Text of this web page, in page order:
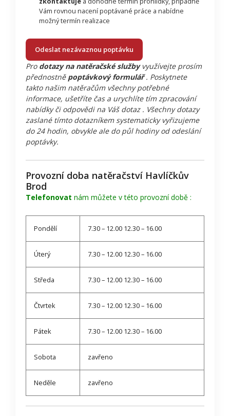
Vám rovnou nacení poptávané práce a nabídne
možný termín realizace
Odeslat nezávaznou poptávku
Pro dotazy na natěračské službyvyužívejte prosím
přednostně poptávkový formulář. Poskytnete
takto našim natěračům všechny potřebné
informace, ušetříte čas a urychlíte tím zpracování
nabídky či odpovědi na Váš dotaz . Všechny dotazy
zaslané tímto dotazníkem systematicky vyřizujeme
do 24 hodin, obvykle ale do půl hodiny od odeslání
poptávky.
Provozní doba natěračství Havlíčkův
Brod
Telefonovat nám můžete v této provozní době :
Pondělí 7.30 – 12.00 12.30 – 16.00
Úterý 7.30 – 12.00 12.30 – 16.00
Středa 7.30 – 12.00 12.30 – 16.00
Čtvrtek 7.30 – 12.00 12.30 – 16.00
Pátek 7.30 – 12.00 12.30 – 16.00
Sobota zavřeno
Neděle zavřeno